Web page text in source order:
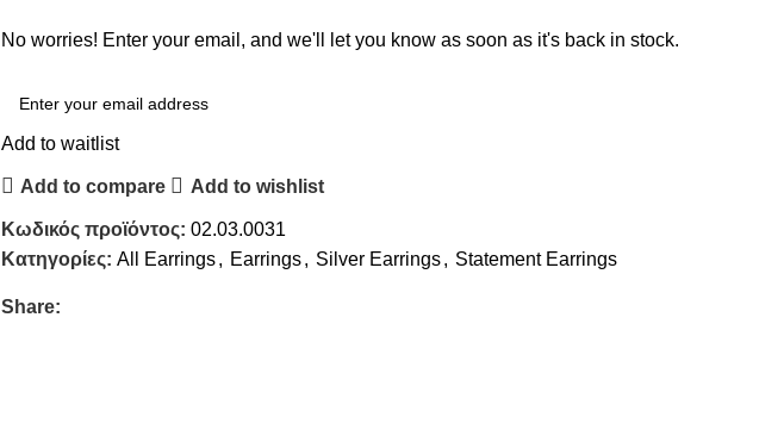
No worries! Enter your email, and we'll let you know as soon as it's back in stock.
Add to waitlist
Add to compare Add to wishlist
Κωδικός προϊόντος: 02.03.0031
Κατηγορίες: All Earrings, Earrings, Silver Earrings, Statement Earrings
Share: